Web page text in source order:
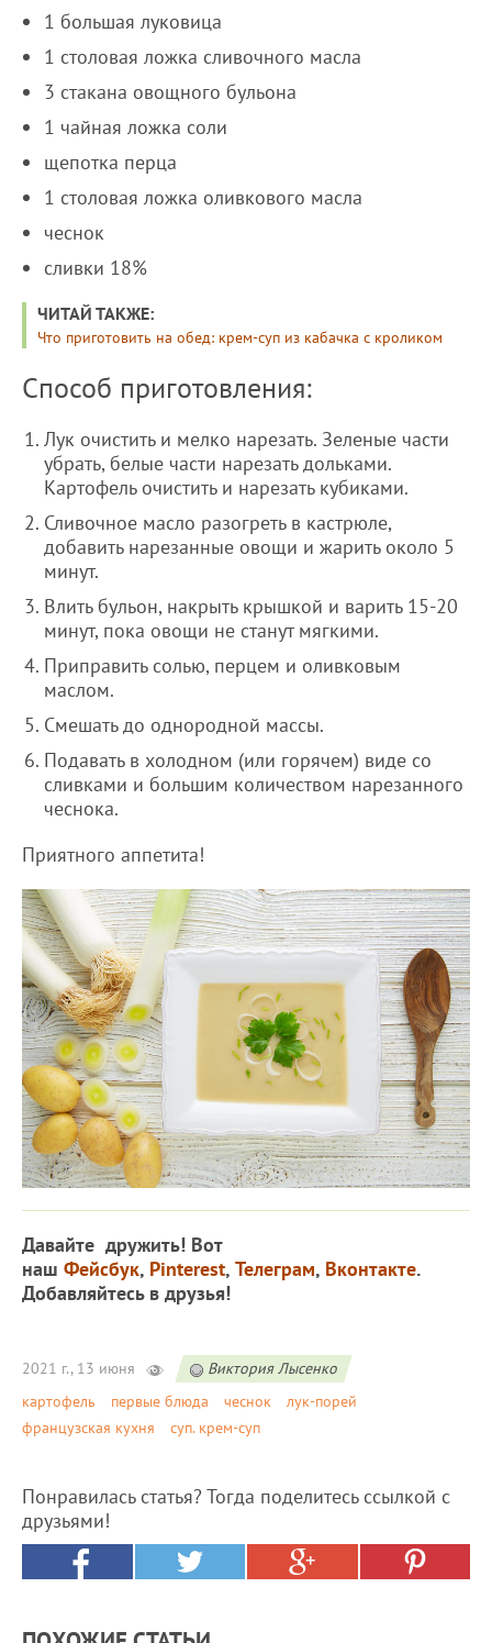
1 большая луковица
1 столовая ложка сливочного масла
3 стакана овощного бульона
1 чайная ложка соли
щепотка перца
1 столовая ложка оливкового масла
чеснок
сливки 18%
ЧИТАЙ ТАКЖЕ:
Что приготовить на обед: крем-суп из кабачка с кроликом
Способ приготовления:
Лук очистить и мелко нарезать. Зеленые части
убрать, белые части нарезать дольками.
Картофель очистить и нарезать кубиками.
Сливочное масло разогреть в кастрюле,
добавить нарезанные овощи и жарить около 5
минут.
Влить бульон, накрыть крышкой и варить 15-20
минут, пока овощи не станут мягкими.
Приправить солью, перцем и оливковым
маслом.
Смешать до однородной массы.
Подавать в холодном (или горячем) виде со
сливками и большим количеством нарезанного
чеснока.
Приятного аппетита!
Давайте дружить! Вот
наш Фейсбук, Pinterest, Телеграм, Вконтакте.
Добавляйтесь в друзья!
2021 г., 13 июня
Виктория Лысенко
картофель
первые блюда чеснок
лук-порей
французская кухня
суп. крем-суп
Понравилась статья? Тогда поделитесь ссылкой с
друзьями!